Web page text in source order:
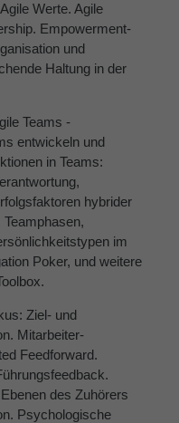
Werte. Agile
Empowerment-
und
Haltung in der
Teams -
entwickeln und
in Teams:
hybrider
im
Poker, und weitere
Ziel- und
Mitarbeiter-
Feedforward.
des Zuhörers
Psychologische